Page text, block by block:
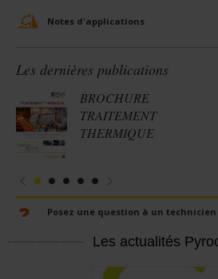
Notes d'applications
Les dernières publications
BROCHURE
TRAITEMENT
THERMIQUE
Posez une question à un
Les actualités